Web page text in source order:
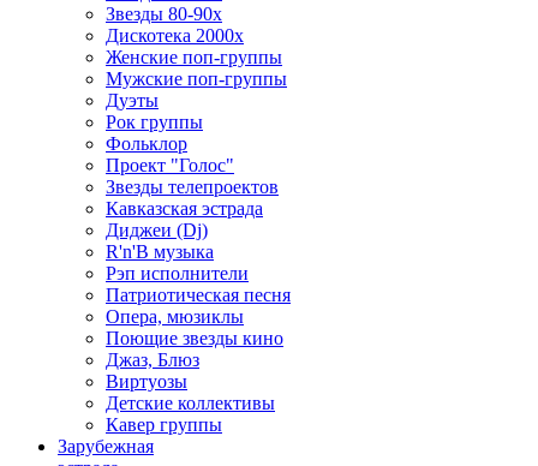
Звезды 80-90х
Дискотека 2000х
Женские поп-группы
Мужские поп-группы
Дуэты
Рок группы
Фольклор
Проект "Голос"
Звезды телепроектов
Кавказская эстрада
Диджеи (Dj)
R'n'B музыка
Рэп исполнители
Патриотическая песня
Опера, мюзиклы
Поющие звезды кино
Джаз, Блюз
Виртуозы
Детские коллективы
Кавер группы
Зарубежная